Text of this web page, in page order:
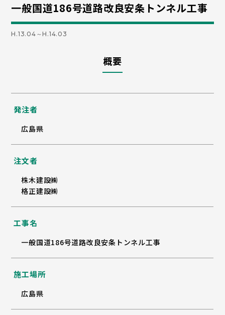
一般国道186号道路改良安条トンネル工事
H.13.04～H.14.03
概要
発注者
広島県
注文者
株木建設㈱
格正建設㈱
工事名
一般国道186号道路改良安条トンネル工事
施工場所
広島県